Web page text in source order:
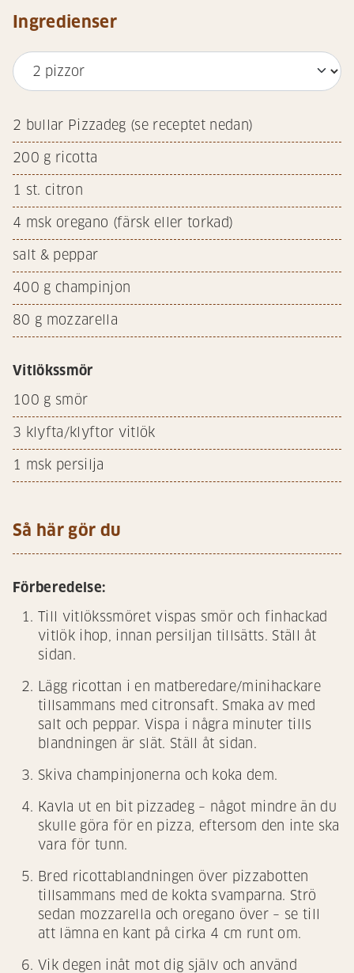
Ingredienser
2 bullar Pizzadeg (se receptet nedan)
200 g ricotta
1 st. citron
4 msk oregano (färsk eller torkad)
salt & peppar
400 g champinjon
80 g mozzarella
Vitlökssmör
100 g smör
3 klyfta/klyftor vitlök
1 msk persilja
Så här gör du
Förberedelse:
Till vitlökssmöret vispas smör och finhackad
vitlök ihop, innan persiljan tillsätts. Ställ åt
sidan.
Lägg ricottan i en matberedare/minihackare
tillsammans med citronsaft. Smaka av med
salt och peppar. Vispa i några minuter tills
blandningen är slät. Ställ åt sidan.
Skiva champinjonerna och koka dem.
Kavla ut en bit pizzadeg – något mindre än du
skulle göra för en pizza, eftersom den inte ska
vara för tunn.
Bred ricottablandningen över pizzabotten
tillsammans med de kokta svamparna. Strö
sedan mozzarella och oregano över – se till
att lämna en kant på cirka 4 cm runt om.
Vik degen inåt mot dig själv och använd